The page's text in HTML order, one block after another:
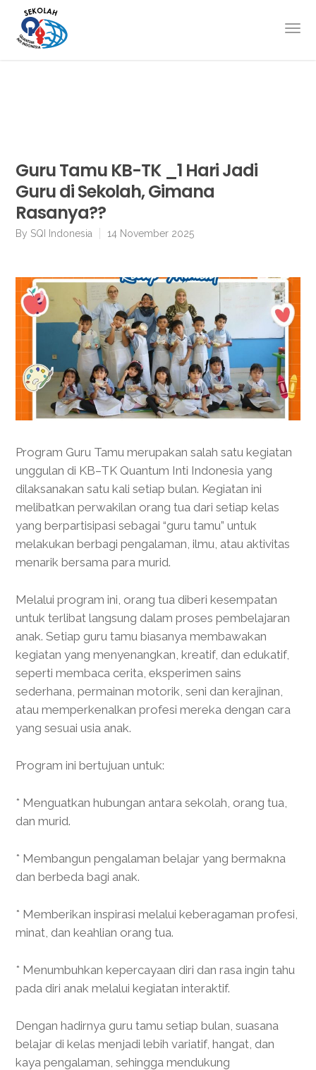
Guru Tamu KB-TK _1 Hari Jadi
Guru di Sekolah, Gimana
Rasanya??
By SQI Indonesia 14 November 2025
Program Guru Tamu merupakan salah satu kegiatan
unggulan di KB–TK Quantum Inti Indonesia yang
dilaksanakan satu kali setiap bulan. Kegiatan ini
melibatkan perwakilan orang tua dari setiap kelas
yang berpartisipasi sebagai “guru tamu” untuk
melakukan berbagi pengalaman, ilmu, atau aktivitas
menarik bersama para murid.
Melalui program ini, orang tua diberi kesempatan
untuk terlibat langsung dalam proses pembelajaran
anak. Setiap guru tamu biasanya membawakan
kegiatan yang menyenangkan, kreatif, dan edukatif,
seperti membaca cerita, eksperimen sains
sederhana, permainan motorik, seni dan kerajinan,
atau memperkenalkan profesi mereka dengan cara
yang sesuai usia anak.
Program ini bertujuan untuk:
* Menguatkan hubungan antara sekolah, orang tua,
dan murid.
* Membangun pengalaman belajar yang bermakna
dan berbeda bagi anak.
* Memberikan inspirasi melalui keberagaman profesi,
minat, dan keahlian orang tua.
* Menumbuhkan kepercayaan diri dan rasa ingin tahu
pada diri anak melalui kegiatan interaktif.
Dengan hadirnya guru tamu setiap bulan, suasana
belajar di kelas menjadi lebih variatif, hangat, dan
kaya pengalaman, sehingga mendukung